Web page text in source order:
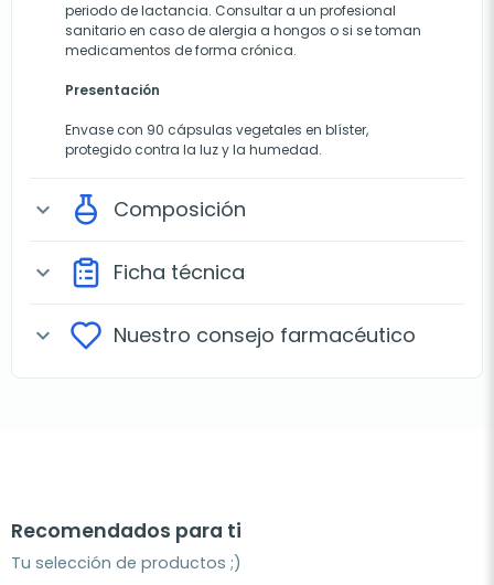
periodo de lactancia. Consultar a un profesional
sanitario en caso de alergia a hongos o si se toman
medicamentos de forma crónica.
Presentación
Envase con 90 cápsulas vegetales en blíster,
protegido contra la luz y la humedad.
expand_more Composición
expand_more Ficha técnica
expand_more Nuestro consejo farmacéutico
Recomendados para ti
Tu selección de productos ;)